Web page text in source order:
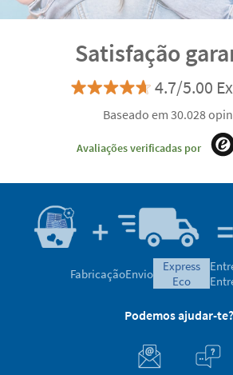
Satisfação
4.7/5.00
Baseado em 30.028
Avaliações verificadas por
FabricaçãoEnvio
express
eco
Podemos ajudar-te?